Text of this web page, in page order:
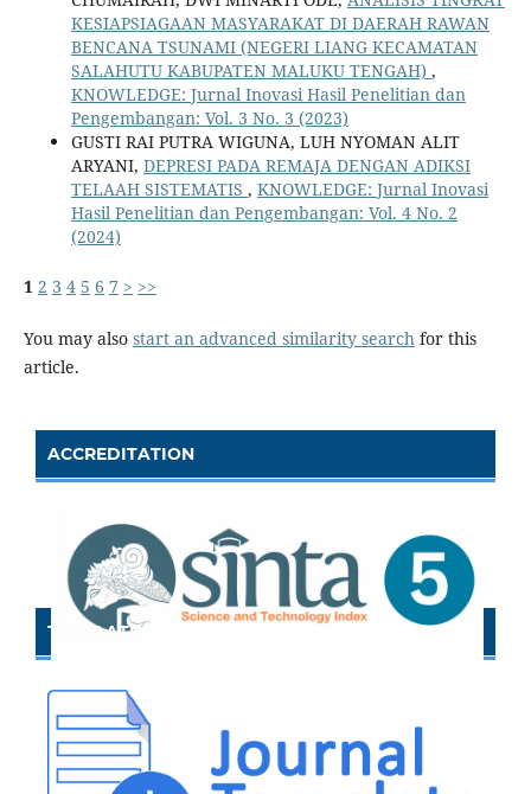
KESIAPSIAGAAN MASYARAKAT DI DAERAH RAWAN
BENCANA TSUNAMI (NEGERI LIANG KECAMATAN
SALAHUTU KABUPATEN MALUKU TENGAH) ,
KNOWLEDGE: Jurnal Inovasi Hasil Penelitian dan
Pengembangan: Vol. 3 No. 3 (2023)
GUSTI RAI PUTRA WIGUNA, LUH NYOMAN ALIT
ARYANI, DEPRESI PADA REMAJA DENGAN ADIKSI
TELAAH SISTEMATIS , KNOWLEDGE: Jurnal Inovasi
Hasil Penelitian dan Pengembangan: Vol. 4 No. 2
(2024)
1 2 3 4 5 6 7 > >>
You may also start an advanced similarity search for this
article.
ACCREDITATION
TEMPLATE